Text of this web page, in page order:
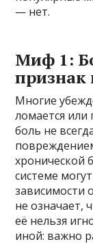
— нет.
Миф 1:
признак
Многие
ломается или
боль не
хронической
системе
зависимости
не означает,
её нельзя
иной: важно